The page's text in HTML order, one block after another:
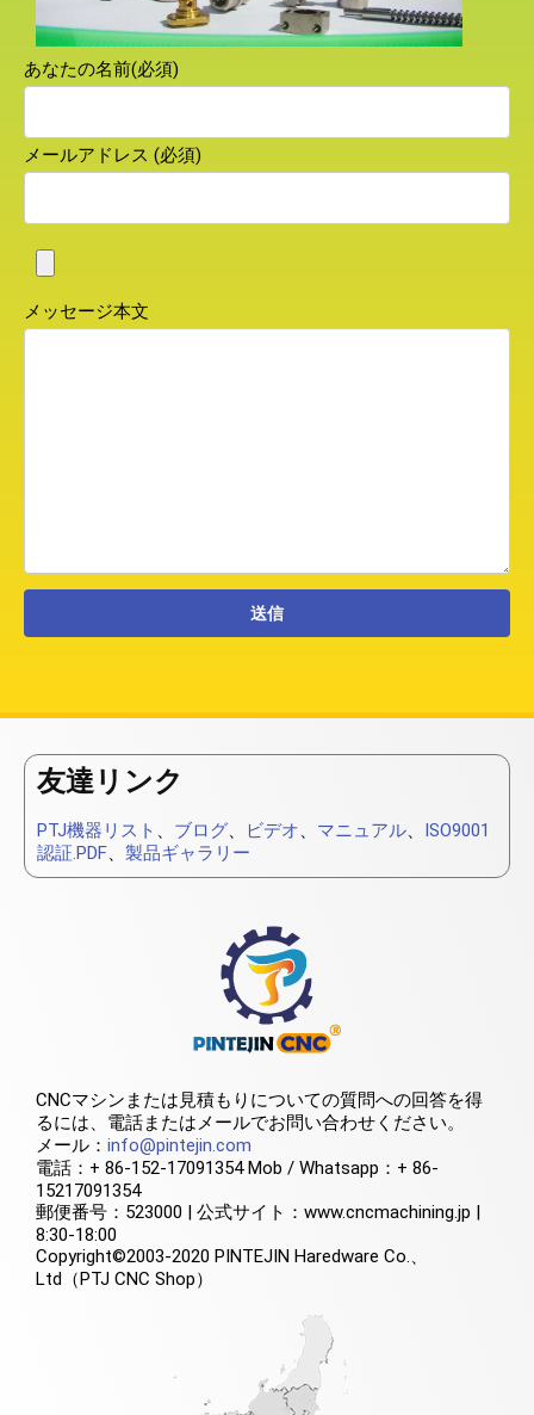
あなたの名前(必須)
メールアドレス (必須)
メッセージ本文
友達リンク
PTJ機器リスト 、 ブログ、 ビデオ、 マニュアル、 ISO9001
認証.PDF、 製品ギャラリー
CNCマシンまたは見積もりについての質問への回答を得
るには、電話またはメールでお問い合わせください。
メール： info@pintejin.com
電話：+ 86-152-17091354 Mob / Whatsapp：+ 86-
15217091354
郵便番号：523000 | 公式サイト：www.cncmachining.jp |
8:30-18:00
Copyright©2003-2020 PINTEJIN Haredware Co.、
Ltd（PTJ CNC Shop）